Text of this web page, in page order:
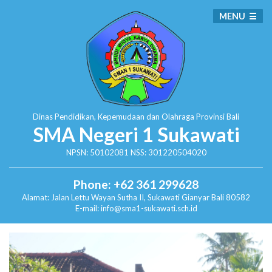
Dinas Pendidikan, Kepemudaan dan Olahraga Provinsi Bali
SMA Negeri 1 Sukawati
NPSN: 50102081 NSS: 301220504020
Phone: +62 361 299628
Alamat: Jalan Lettu Wayan Sutha II, SukawatiGianyar Bali 80582
E-mail: info@sma1-sukawati.sch.id
MENU